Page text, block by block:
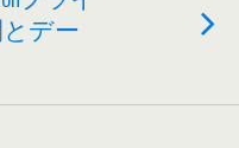
デー